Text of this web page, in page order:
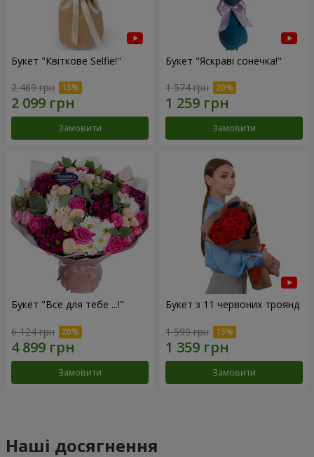
Букет "Квіткове Selfie!"
2 469 грн
Замовити
Букет "Яскраві сонечка!"
1 574 грн
Замовити
Букет "Все для тебе ...!"
6 124 грн
Замовити
Букет з 11 червоних троянд
1 599 грн
Замовити
Наші досягнення